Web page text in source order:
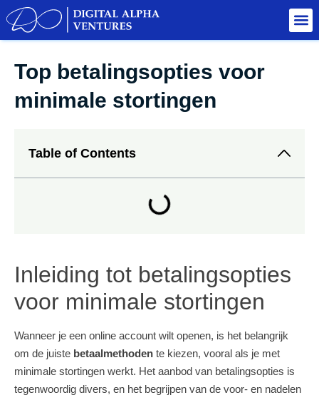
Top betalingsopties voor
minimale stortingen
Table of Contents
Inleiding tot betalingsopties
voor minimale stortingen
Wanneer je een online account wilt openen, is het belangrijk
om de juiste betaalmethoden te kiezen, vooral als je met
minimale stortingen werkt. Het aanbod van betalingsopties is
tegenwoordig divers, en het begrijpen van de voor- en nadelen